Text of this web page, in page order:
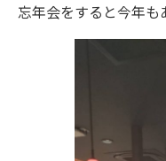
忘年会をすると今年も